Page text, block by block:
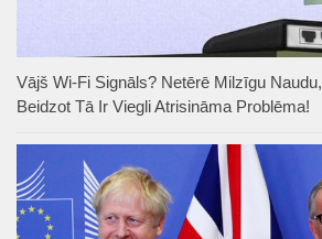
Vājš Wi-Fi Signāls? Netērē Milzīgu
Beidzot Tā Ir Viegli Atrisināma Problēma!